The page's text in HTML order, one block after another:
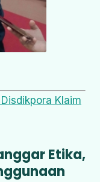
Klaim
Etika,